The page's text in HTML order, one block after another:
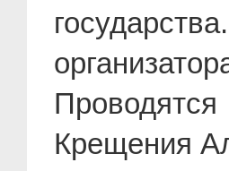
Крещения